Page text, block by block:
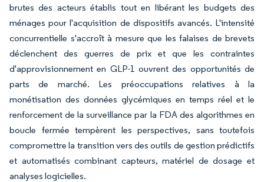
brutes des acteurs établis tout en libérant les budgets des
ménages pour l'acquisition de dispositifs avancés. L'intensité
concurrentielle s'accroît à mesure que les falaises de brevets
déclenchent des guerres de prix et que les contraintes
d'approvisionnement en GLP-1 ouvrent des opportunités de
parts de marché. Les préoccupations relatives à la
monétisation des données glycémiques en temps réel et le
renforcement de la surveillance par la FDA des algorithmes en
boucle fermée tempèrent les perspectives, sans toutefois
compromettre la transition vers des outils de gestion prédictifs
et automatisés combinant capteurs, matériel de dosage et
analyses logicielles.